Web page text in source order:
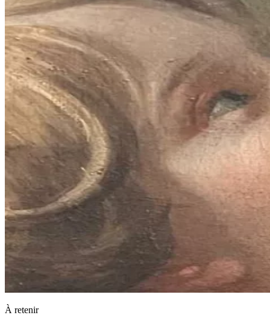
À retenir